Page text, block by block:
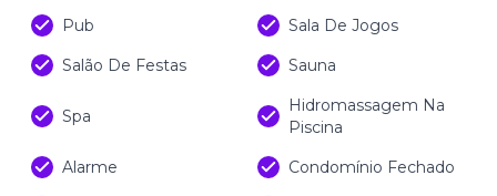
Pub
Sala De Jogos
Salão De Festas
Sauna
Spa
Hidromassagem Na
Piscina
Alarme
Condomínio Fechado